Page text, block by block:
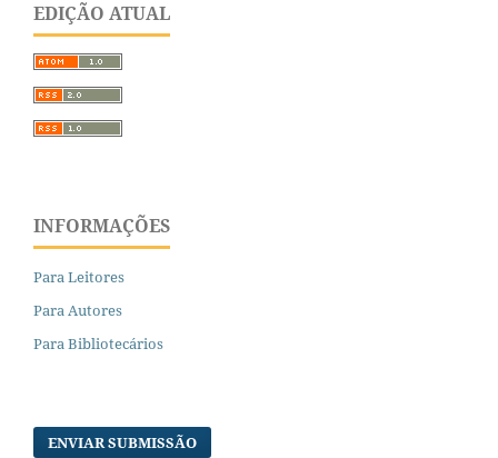
EDIÇÃO ATUAL
INFORMAÇÕES
Para Leitores
Para Autores
Para Bibliotecários
ENVIAR SUBMISSÃO